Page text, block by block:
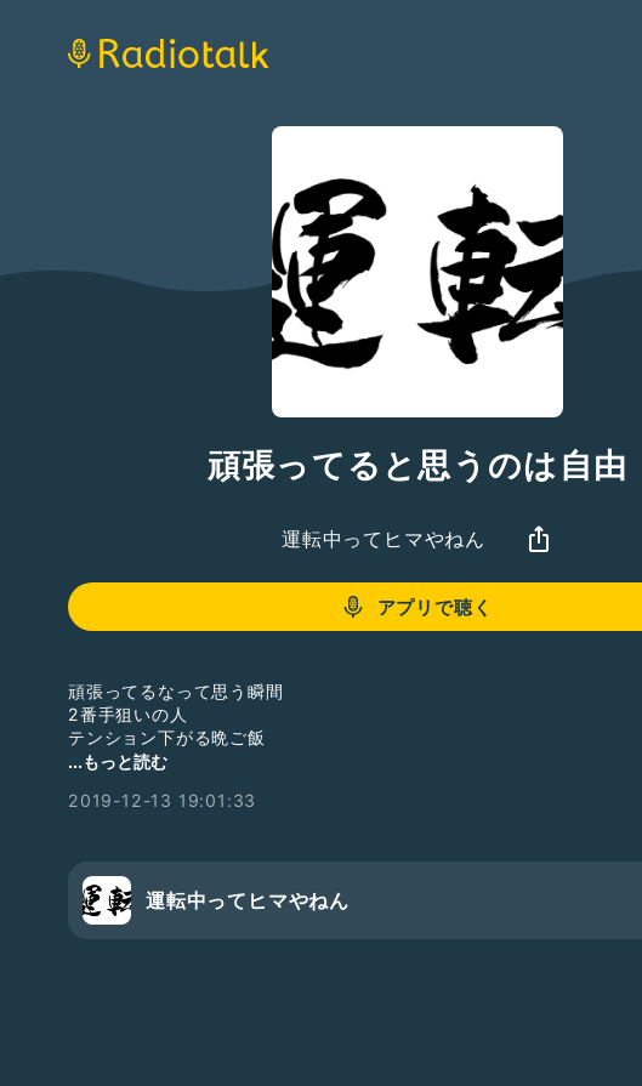
頑張ってると思うのは自由
運転中ってヒマやねん
アプリで聴く
頑張ってるなって思う瞬間
2番手狙いの人
テンション下がる晩ご飯
途中で切れまーすw
...もっと読む
2019-12-13 19:01:33
運転中ってヒマやねん